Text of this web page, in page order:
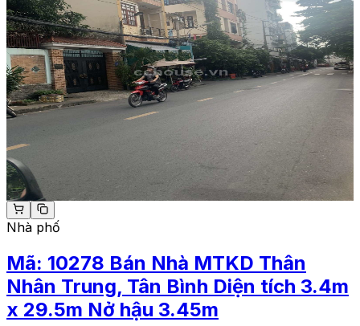
Nhà phố
Mã: 10278 Bán Nhà MTKD Thân
Nhân Trung, Tân Bình Diện tích 3.4m
x 29.5m Nở hậu 3.45m